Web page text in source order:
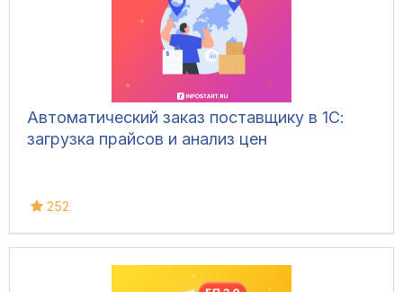
Автоматический заказ поставщику в 1С:
загрузка прайсов и анализ цен
252